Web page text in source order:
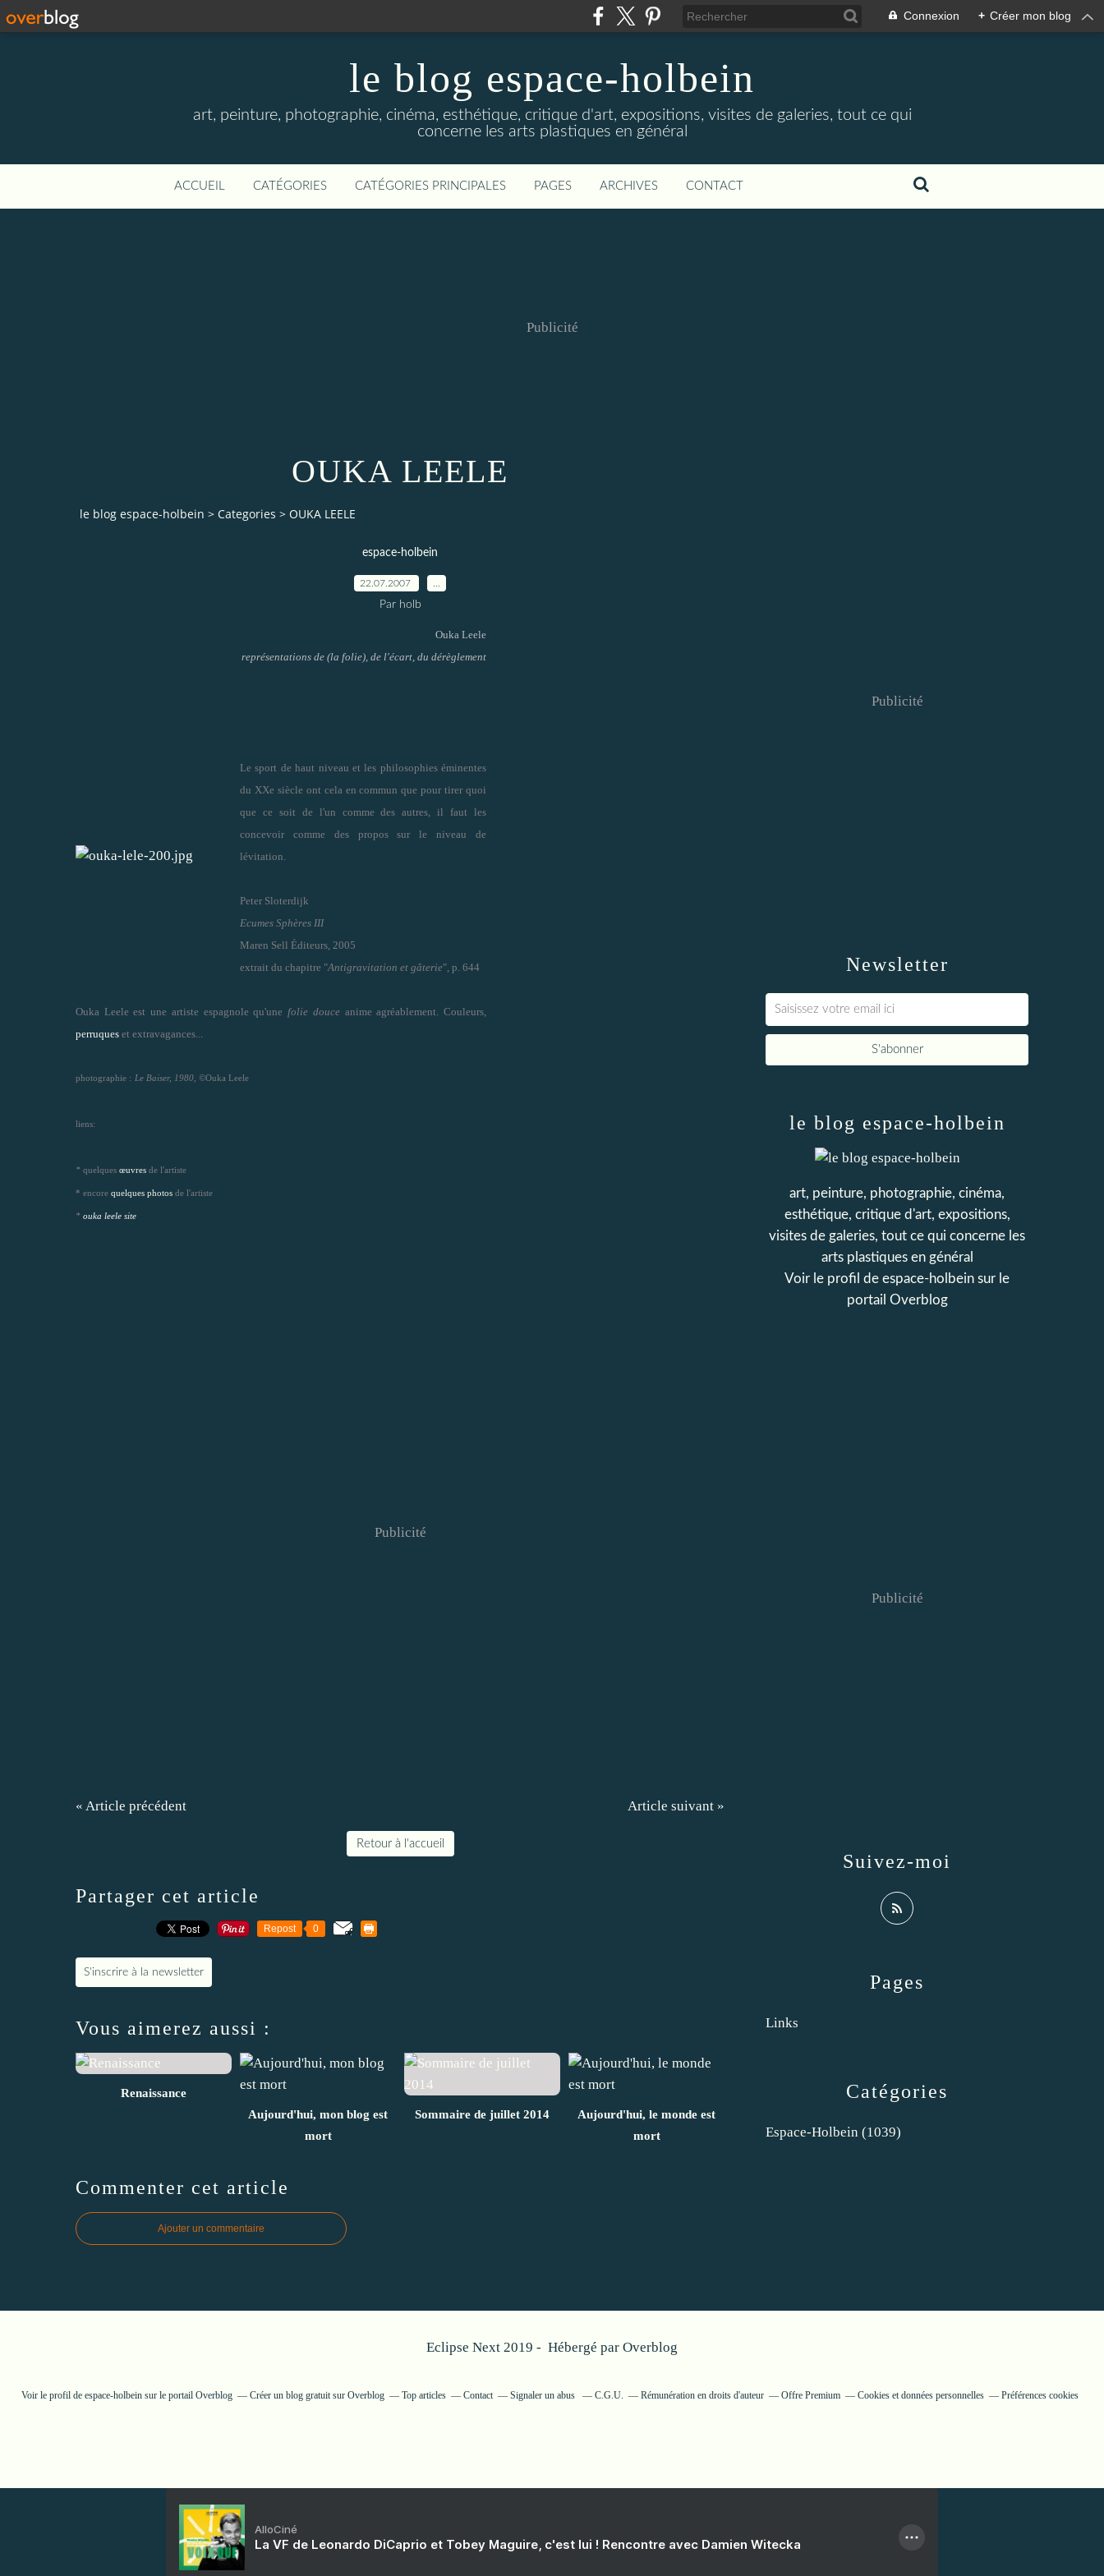
Connexion + Créer mon blog
le blog espace-holbein
art, peinture, photographie, cinéma, esthétique, critique d'art, expositions, visites de galeries, tout ce qui
concerne les arts plastiques en général
ACCUEIL CATÉGORIES CATÉGORIES PRINCIPALES PAGES ARCHIVES CONTACT
Publicité
OUKA LEELE
le blog espace-holbein > Categories > OUKA LEELE
espace-holbein
22.07.2007
Par holb
Ouka Leele
représentations de (la folie), de l'écart, du dérèglement
Le sport de haut niveau et les philosophies éminentes
du XXe siècle ont cela en commun que pour tirer quoi
que ce soit de l'un comme des autres, il faut les
concevoir comme des propos sur le niveau de
lévitation.
Peter Sloterdijk
Ecumes Sphères III
Maren Sell Éditeurs, 2005
extrait du chapitre "Antigravitation et gâterie", p. 644
Ouka Leele est une artiste espagnole qu'une folie douceanime agréablement. Couleurs,
perruques et extravagances...
photographie : Le Baiser, 1980, ©Ouka Leele
liens:
* quelques œuvres de l'artiste
* encore quelques photos de l'artiste
* ouka leele site
Publicité
« Article précédent Article suivant »
Retour à l'accueil
Partager cet article
Repost 0
S'inscrire à la newsletter
Vous aimerez aussi :
Renaissance
Aujourd'hui, mon blog est
mort
Sommaire de juillet 2014
Aujourd'hui, le monde est
mort
Commenter cet article
Ajouter un commentaire
Newsletter
Publicité
Catégories
Espace-Holbein (1039)
Pages
Links
le blog espace-holbein
art, peinture, photographie, cinéma,
esthétique, critique d'art, expositions,
visites de galeries, tout ce qui concerne les
arts plastiques en général
Voir le profil de espace-holbein sur le
portail Overblog
Suivez-moi
Publicité
Eclipse Next 2019 - Hébergé par Overblog
Voir le profil de espace-holbeinsur le portail Overblog Créer un blog gratuit sur Overblog Top articles Contact Signaler un abus C.G.U. Rémunération en droits d'auteur Offre Premium Cookies et données personnelles Préférences cookies
AlloCiné
La VF de Leonardo DiCaprio et Tobey Maguire, c'est lui ! Rencontre avec Damien Witecka